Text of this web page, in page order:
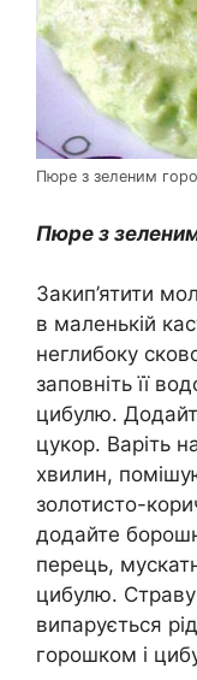
Пюре з зеленим
Пюре з
Закип’ятити
в маленькій
неглибоку
заповніть її
цибулю.
цукор. Варіть
хвилин,
золотисто-
додайте
перець,
цибулю.
випарується
горошком і